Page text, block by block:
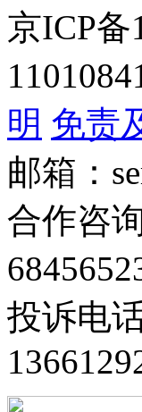
京ICP备
明 免责
邮箱：
合作咨
投诉电